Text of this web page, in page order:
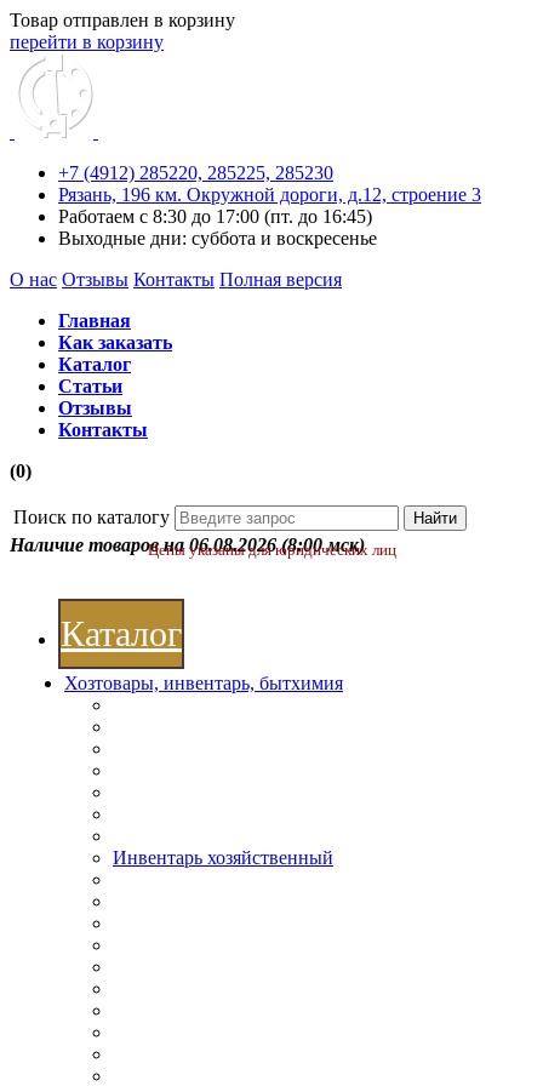
Товар отправлен в корзину
перейти в корзину
+7 (4912) 285220, 285225, 285230
Рязань, 196 км. Окружной дороги, д.12, строение 3
Работаем с 8:30 до 17:00 (пт. до 16:45)
Выходные дни: суббота и воскресенье
О нас Отзывы Контакты Полная версия
Главная
Как заказать
Каталог
Статьи
Отзывы
Контакты
(0)
Поиск по каталогу
Наличие товаров на 06.08.2026 (8:00 мск)
Цены указаны для юридических лиц
Каталог
Хозтовары, инвентарь, бытхимия
Инвентарь хозяйственный